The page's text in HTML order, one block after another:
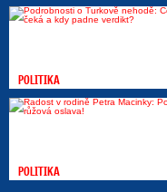
POLITIKA
POLITIKA